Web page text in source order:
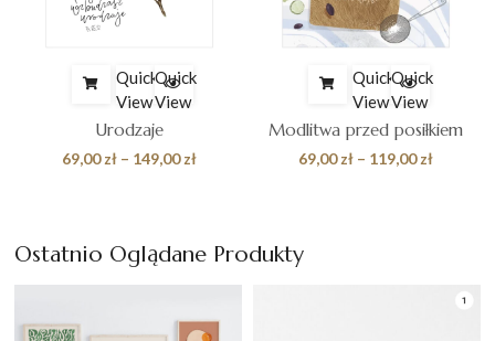
Quick
View
Quick
View
Urodzaje
69,00zł – 149,00złZakres
do
Quick
View
Quick
View
Modlitwa przed posiłkiem
69,00zł – 119,00złZakres
Ostatnio Oglądane Produkty